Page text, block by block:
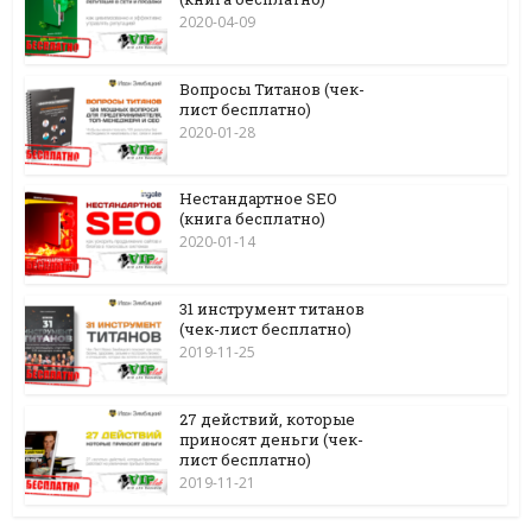
2020-04-09
Вопросы Титанов (чек-
лист бесплатно)
2020-01-28
Нестандартное SEO
(книга бесплатно)
2020-01-14
31 инструмент титанов
(чек-лист бесплатно)
2019-11-25
27 действий, которые
приносят деньги (чек-
лист бесплатно)
2019-11-21